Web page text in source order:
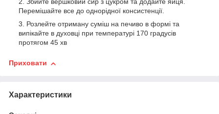
Збийте вершковий сир з цукром та додайте яйця.
Перемішайте все до однорідної консистенції.
Розлейте отриману суміш на печиво в формі та
випікайте в духовці при температурі 170 градусів
протягом 45 хв
Приховати
Характеристики